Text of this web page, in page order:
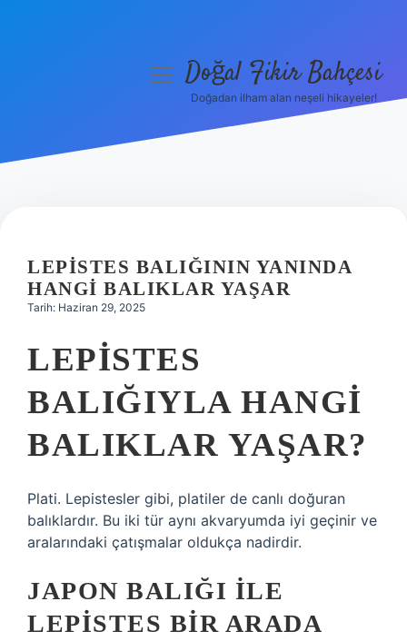
Hakkımızda
menüyüDoğal Fikir Bahçesi
Doğadan ilham alan neşeli hikayeler!
LEPISTES BALIĞININ YANINDA
HANGI BALIKLAR YAŞAR
Tarih: Haziran 29, 2025
LEPISTES
BALIĞIYLA HANGI
BALIKLAR YAŞAR?
Plati. Lepistesler gibi, platiler de canlı doğuran
balıklardır. Bu iki tür aynı akvaryumda iyi geçinir ve
aralarındaki çatışmalar oldukça nadirdir.
JAPON BALIĞI ILE
LEPISTES BIR ARADA